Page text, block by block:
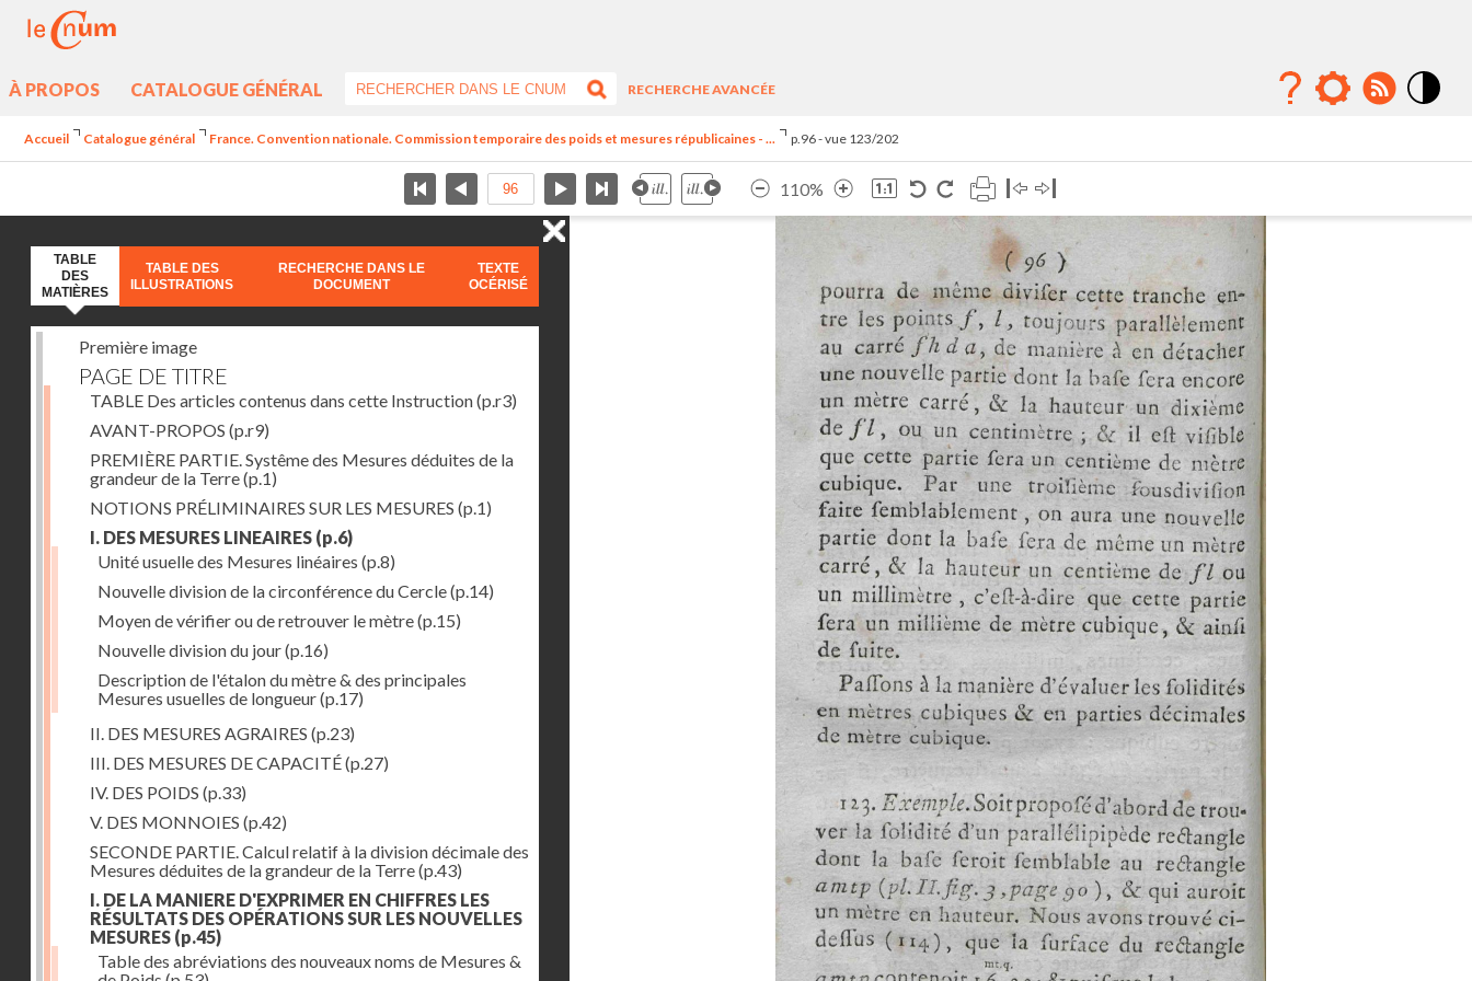
À PROPOS CATALOGUE GÉNÉRAL
RECHERCHE AVANCÉE
Accueil Catalogue général France. Convention nationale. Commission temporaire des poids et mesures républicaines - ... p.96 - vue 123/202
110%
TABLE
DES
MATIÈRES
TABLE DES
ILLUSTRATIONS
RECHERCHE DANS LE
DOCUMENT
TEXTE
OCÉRISÉ
Première image
PAGE DE TITRE
TABLE Des articles contenus dans cette Instruction(p.r3)
AVANT-PROPOS (p.r9)
PREMIÈRE PARTIE. Systême des Mesures déduites de la
grandeur de la Terre(p.1)
NOTIONS PRÉLIMINAIRES SUR LES MESURES (p.1)
I. DES MESURES LINEAIRES (p.6)
Unité usuelle des Mesures linéaires (p.8)
Nouvelle division de la circonférence du Cercle(p.14)
Moyen de vérifier ou de retrouver le mètre(p.15)
Nouvelle division du jour(p.16)
Description de l'étalon du mètre & des principales
Mesures usuelles de longueur(p.17)
II. DES MESURES AGRAIRES (p.23)
III. DES MESURES DE CAPACITÉ(p.27)
IV. DES POIDS (p.33)
V. DES MONNOIES (p.42)
SECONDE PARTIE. Calcul relatif à la division décimale des
Mesures déduites de la grandeur de la Terre(p.43)
I. DE LA MANIERE D'EXPRIMER EN CHIFFRES LES
RÉSULTATS DES OPÉRATIONS SUR LES NOUVELLES
MESURES (p.45)
Table des abréviations des nouveaux noms de Mesures &